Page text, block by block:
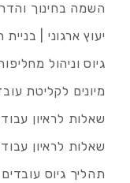
השמה בחינוך
יעוץ ארגוני | בניית
גיוס וניהול
מיונים לקליטת
שאלות לראיון
שאלות לראיון
תהליך גיוס